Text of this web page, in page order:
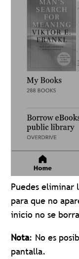
Puedes
para que no
inicio no se
Nota: No es
pantalla.